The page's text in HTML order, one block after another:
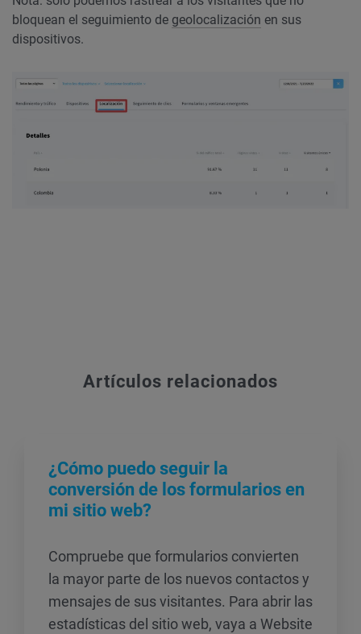
bloquean el seguimiento de geolocalización en sus
dispositivos.
Artículos relacionados
¿Cómo puedo seguir la
conversión de los formularios en
mi sitio web?
Compruebe que formularios convierten
la mayor parte de los nuevos contactos y
mensajes de sus visitantes. Para abrir las
estadísticas del sitio web, vaya a Website